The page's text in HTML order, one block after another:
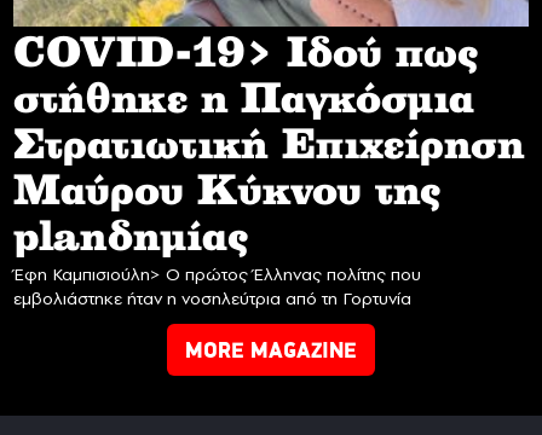
COVID-19> Iδού πως
στήθηκε η Παγκόσμια
Στρατιωτική Επιχείρηση
Mαύρου Κύκνου της
planδημίας
Έφη Καμπισιούλη> Ο πρώτος Έλληνας πολίτης που
εμβολιάστηκε ήταν η νοσηλεύτρια από τη Γορτυνία
MORE MAGAZINE